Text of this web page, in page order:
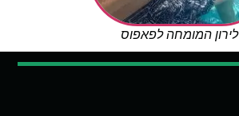
לירון המומחה לפאפוס